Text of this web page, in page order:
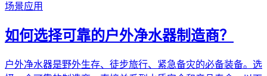
场景应用
如何选择可靠的户外净水器制造商？
户外净水器是野外生存、徒步旅行、紧急备灾的必备装备。选